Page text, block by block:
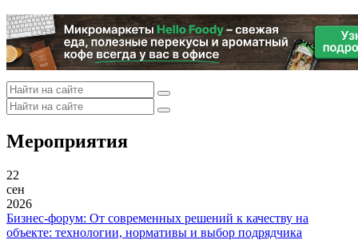
Мероприятия
22
сен
2026
Бизнес-форум: От современных решений к качеству на
объекте: технологии, нормативы и выбор подрядчика